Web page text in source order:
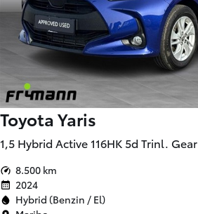
Toyota Yaris
1,5 Hybrid Active 116HK 5d Trinl. Gear
8.500 km
2024
Hybrid (Benzin / El)